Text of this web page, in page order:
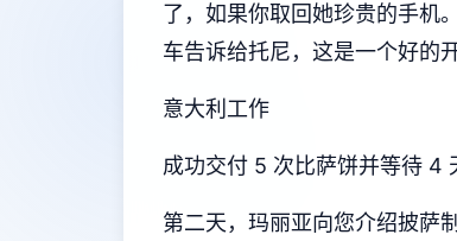
了，如果你取回她珍贵的手机
车告诉给托尼，这是一个好的开
意大利工作
成功交付 5 次比萨饼并等待 4
第二天，玛丽亚向您介绍披萨